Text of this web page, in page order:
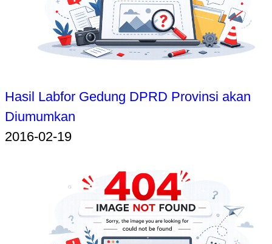
Hasil Labfor Gedung DPRD Provinsi akan
Diumumkan
2016-02-19